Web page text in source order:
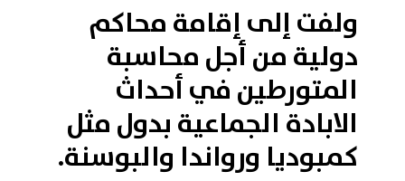
ولفت إلى إقامة محاكم
دولية من أجل محاسبة
المتورطين في أحداث
الابادة الجماعية بدول مثل
كمبوديا ورواندا والبوسنة.